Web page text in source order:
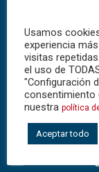
de Usuario de
CONTACTO
Pol. Las
Tel:34 959
Usamos
experiencia
visitas
el uso de
"Configuración
consentimiento
nuestra política
Aceptar todo